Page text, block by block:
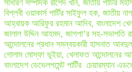
সাধারণ সম্পাদক রাশেদ খাঁন, জাতীয় পাটির
বিপ্লবী ওয়াকার্স পার্টির সাইফুল হক, জাতীয়
আহ্বায়ক আরিফুর রহমান আদিব, বাংলাদেশ
জালাল উদ্দিন আহমদ, জাগপা’র সহ-সভাপতি
আন্দোলনের প্রধান সমন্বয়কারী হাসনাত আবদুল
গোলাম মোস্ফা ভূইয়া, খেলাফত আন্দোলনের
বাংলাদেশ ডেভেলপমেন্ট পাটিঁর চেয়ারম্যান